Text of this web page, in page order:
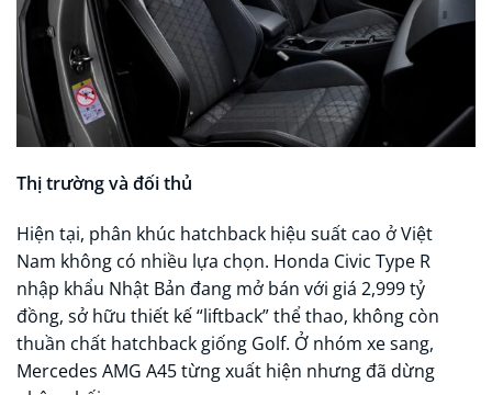
Thị trường và đối thủ
Hiện tại, phân khúc hatchback hiệu suất cao ở Việt
Nam không có nhiều lựa chọn. Honda Civic Type R
nhập khẩu Nhật Bản đang mở bán với giá 2,999 tỷ
đồng, sở hữu thiết kế “liftback” thể thao, không còn
thuần chất hatchback giống Golf. Ở nhóm xe sang,
Mercedes AMG A45 từng xuất hiện nhưng đã dừng